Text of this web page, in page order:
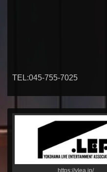
TEL:045-755-7025
https://ylea.jp/